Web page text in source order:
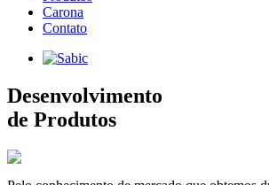
Carona
Contato
Desenvolvimento
de Produtos